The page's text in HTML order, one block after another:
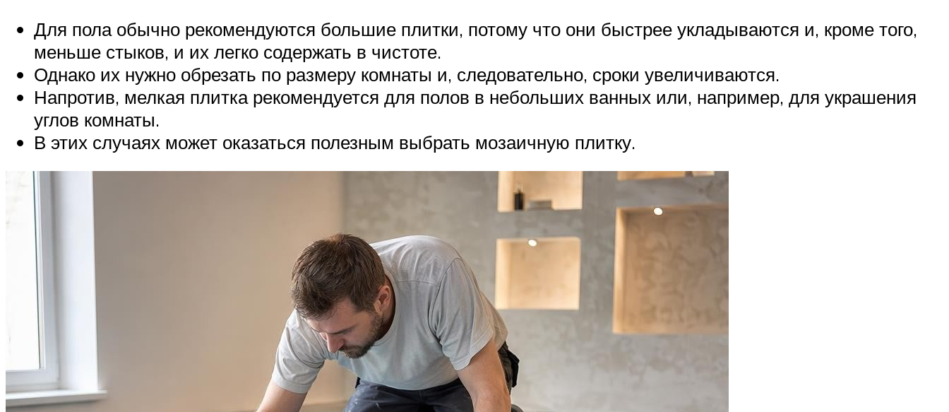
Для пола обычно рекомендуются большие плитки, потому что они быстрее укладываются и, кроме того,
меньше стыков, и их легко содержать в чистоте.
Однако их нужно обрезать по размеру комнаты и, следовательно, сроки увеличиваются.
Напротив, мелкая плитка рекомендуется для полов в небольших ванных или, например, для украшения
углов комнаты.
В этих случаях может оказаться полезным выбрать мозаичную плитку.